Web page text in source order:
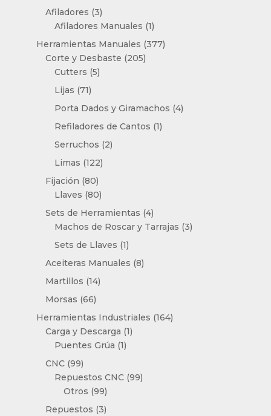
Afiladores 33
productos
Afiladores Manuales 11
producto
Herramientas Manuales 377377
Corte y Desbaste 205205
Cutters 55
Lijas 7171
productos
Porta Dados y Giramachos 44
Refiladores de Cantos 11
Serruchos 22
Limas 122122
Fijación 8080
productos
Llaves 8080
productos
Sets de Herramientas 44
productos
Machos de Roscar y Tarrajas 33
Sets de Llaves 11
producto
Aceiteras Manuales 88
Martillos 1414
Morsas 6666
productos
Herramientas Industriales 164164
Carga y Descarga 11
Puentes Grúa 11
CNC 9999
productos
Repuestos CNC 9999
Otros 9999
productos
Repuestos 33